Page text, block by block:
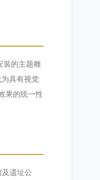
装的主题雕
具有视觉
果的统一性
遗址公